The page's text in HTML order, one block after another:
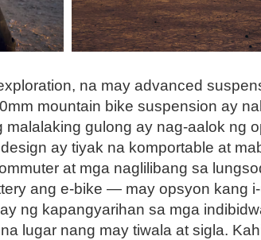
na may advanced
mountain bike suspension ay
gulong ay nag-aalok ng
ay tiyak na komportable at
at mga naglilibang sa
ang e-bike — may opsyon kang
ng kapangyarihan sa mga
lugar nang may tiwala at sigla.